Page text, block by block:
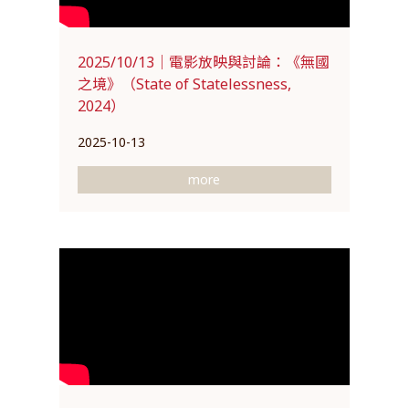
2025/10/13｜電影放映與討論：《無國
之境》（State of Statelessness,
2024）
2025-10-13
more